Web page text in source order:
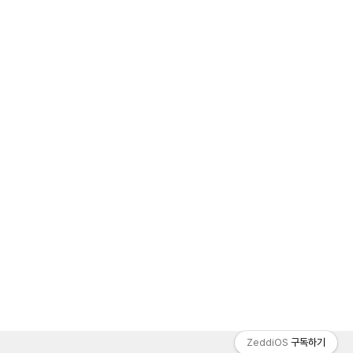
ZeddiOS 구독하기